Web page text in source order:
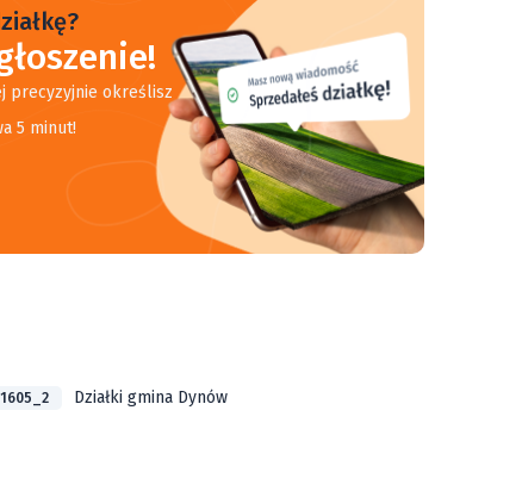
precyzyjnie określisz
5 minut!
Działki gmina Dynów